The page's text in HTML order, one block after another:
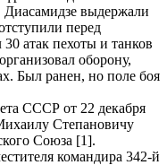
выдержали
перед
атак пехоты и танков
оборону,
Был ранен, но поле боя
СССР от 22 декабря
Степановичу
Союза [1].
командира 342-й